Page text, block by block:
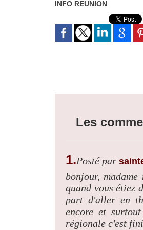
INFO REUNION
Les
1.Posté par
bonjour,
quand vous étiez
part d'aller en
encore et
régionale c'est